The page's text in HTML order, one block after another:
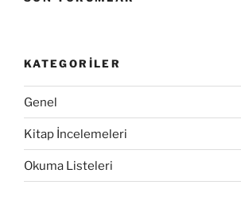
KATEGORILER
Genel
Kitap İncelemeleri
Okuma Listeleri